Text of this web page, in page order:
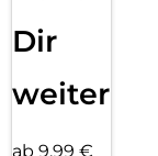
Dir
weiter
ab 9,99 €